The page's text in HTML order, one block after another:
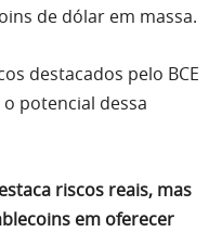
de dólar em massa.
destacados pelo BCE
potencial dessa
riscos reais, mas
em oferecer